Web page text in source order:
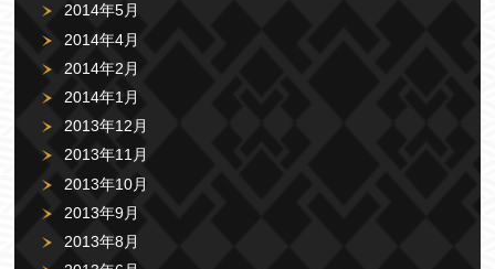
2014年5月
2014年4月
2014年2月
2014年1月
2013年12月
2013年11月
2013年10月
2013年9月
2013年8月